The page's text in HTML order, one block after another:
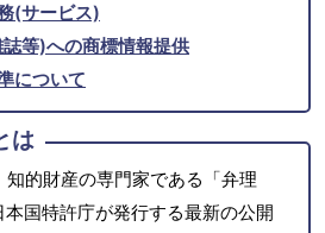
(サービス)
等)への商標情報提供
について
は
知的財産の専門家である「弁理
国特許庁が発行する最新の公開